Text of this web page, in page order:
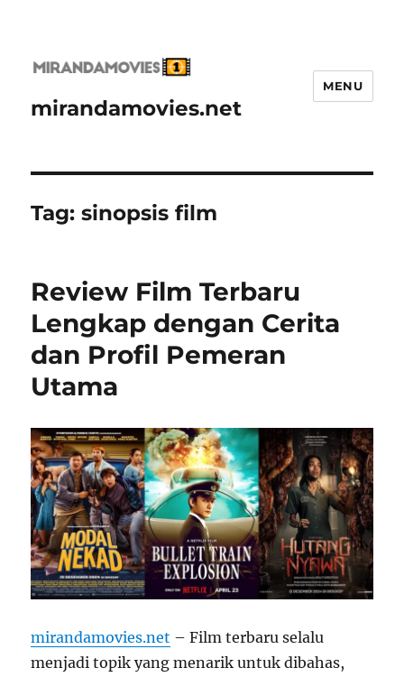
mirandamovies.net
MENU
Tag:sinopsis film
Review Film Terbaru
Lengkap dengan Cerita
dan Profil Pemeran
Utama
mirandamovies.net –Film terbaru selalu
menjadi topik yang menarik untuk dibahas,